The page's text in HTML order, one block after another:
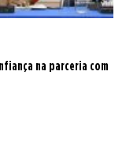
na parceria com